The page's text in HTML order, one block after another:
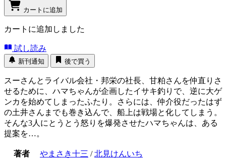
カートに追加
カートに追加しました
試し読み
新刊通知 後で買う
スーさんとライバル会社・邦栄の社長、甘粕さんを仲直りさ
せるために、ハマちゃんが企画したイサキ釣りで、逆に大ゲ
ンカを始めてしまったふたり。さらには、仲介役だったはず
の土井さんまでも巻き込んで、船上は戦場と化してしまう。
そんな3人にとうとう怒りを爆発させたハマちゃんは、ある
提案を…。
著者 やまさき十三 /北見けんいち